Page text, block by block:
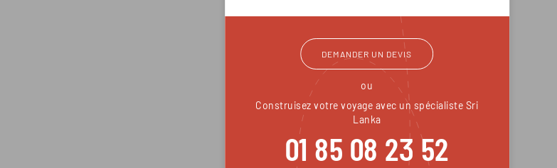
DEMANDER UN DEVIS
ou
Construisez votre voyage avec un spécialiste Sri
Lanka
01 85 08 23 52